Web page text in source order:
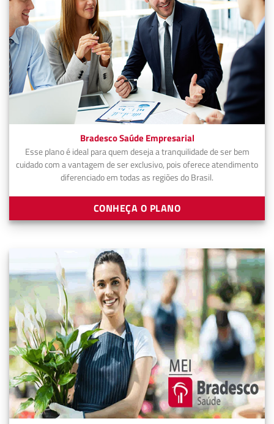
Bradesco Saúde Empresarial
Esse plano é ideal para quem deseja a tranquilidade de ser bem
cuidado com a vantagem de ser exclusivo, pois oferece atendimento
diferenciado em todas as regiões do Brasil.
CONHEÇA O PLANO